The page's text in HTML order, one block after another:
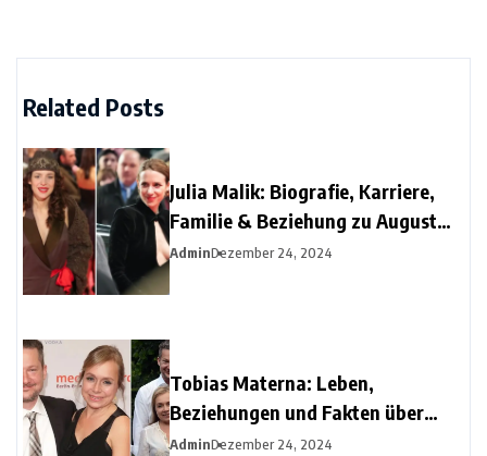
Related Posts
Julia Malik: Biografie, Karriere,
Familie & Beziehung zu August
Diehl
AdminDezember 24, 2024
Tobias Materna: Leben,
Beziehungen und Fakten über
Christine Urspruchs Ex-Ehemann
AdminDezember 24, 2024